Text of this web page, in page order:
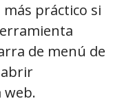
práctico si
de menú de
abrir
web.